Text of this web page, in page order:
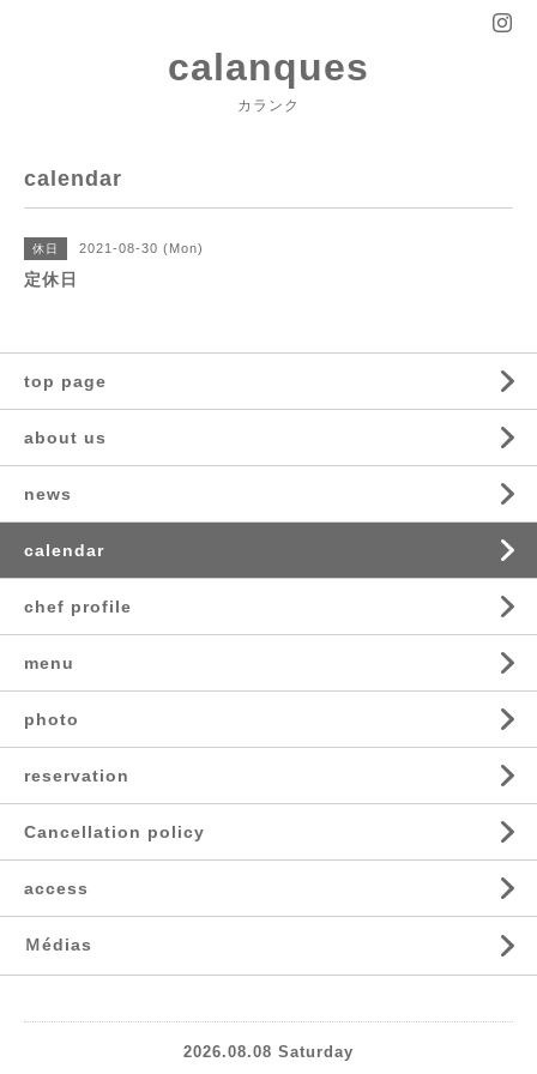
calanques
カランク
calendar
休日 2021-08-30 (Mon)
定休日
top page
about us
news
calendar
chef profile
menu
photo
reservation
Cancellation policy
access
Ｍédias
2026.08.08 Saturday